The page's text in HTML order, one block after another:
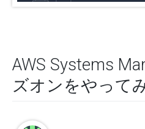
AWS Systems
ズオンをやって